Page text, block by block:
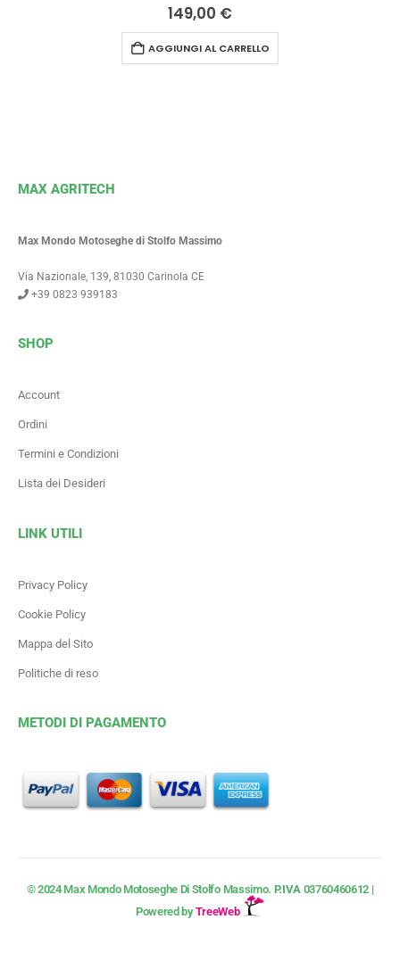
0Su 5
149,00 €
AGGIUNGI AL CARRELLO
MAX AGRITECH
Max Mondo Motoseghe di Stolfo Massimo
Via Nazionale, 139, 81030 Carinola CE
+39 0823 939183
SHOP
Account
Ordini
Termini e Condizioni
Lista dei Desideri
LINK UTILI
Privacy Policy
Cookie Policy
Mappa del Sito
Politiche di reso
METODI DI PAGAMENTO
© 2024 Max Mondo Motoseghe Di Stolfo Massimo. P.IVA03760460612 |
Powered byTreeWeb